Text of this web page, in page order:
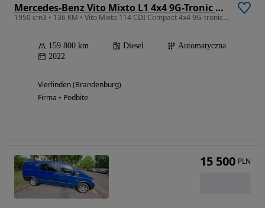
Mercedes-Benz Vito Mixto L1 4x4 9G-Tronic 447.701
1950 cm3 • 136 KM • Vito Mixto 114 CDI Compact 4x4 9G-tronic,Navi,Ogrzewanie postojowe
159 800 km Diesel
Automatyczna
2022
Vierlinden (Brandenburg)
Firma • Podbite
15 500 PLN